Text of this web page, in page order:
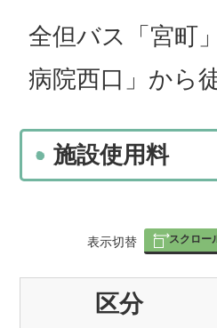
全但バス「宮町
病院西口」から
施設使用料
表
組
み
表示切替 スクロー
区分